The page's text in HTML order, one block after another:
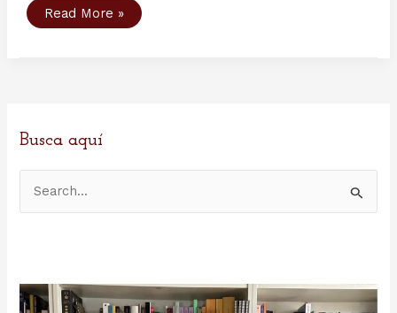
La
sociedad
Read More »
Busca aquí
r